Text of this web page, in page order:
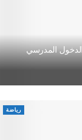
المدرسي
رياضة